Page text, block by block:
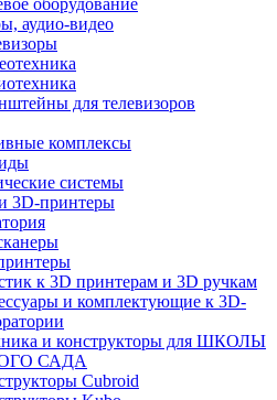
оборудование
аудио-видео
для телевизоров
комплексы
системы
3D-принтеры
к 3D принтерам и 3D ручкам
и комплектующие к 3D-
и конструкторы для ШКОЛЫ
САДА
Cubroid